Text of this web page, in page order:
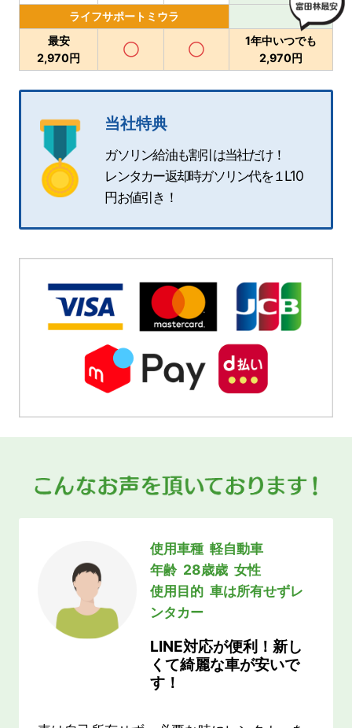
ライフサポートミウラ
最安
2,970円
◯ ◯
1年中いつでも
2,970円
当社特典
ガソリン給油も割引は当社だけ！
レンタカー返却時ガソリン代を１L10
円お値引き！
使用車種 軽自動車
年齢 28歳歳 女性
使用目的 車は所有せずレ
ンタカー
LINE対応が便利！新し
くて綺麗な車が安いで
す！